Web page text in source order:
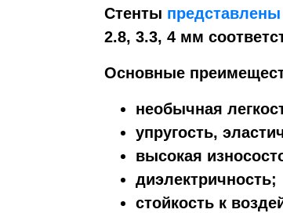
Стенты
2.8, 3.3, 4 мм
Основные
необычная
упругость,
высокая
диэлектричность;
стойкость к